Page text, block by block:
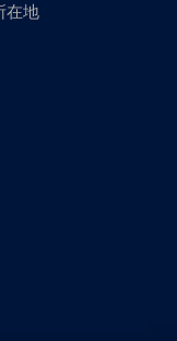
在地